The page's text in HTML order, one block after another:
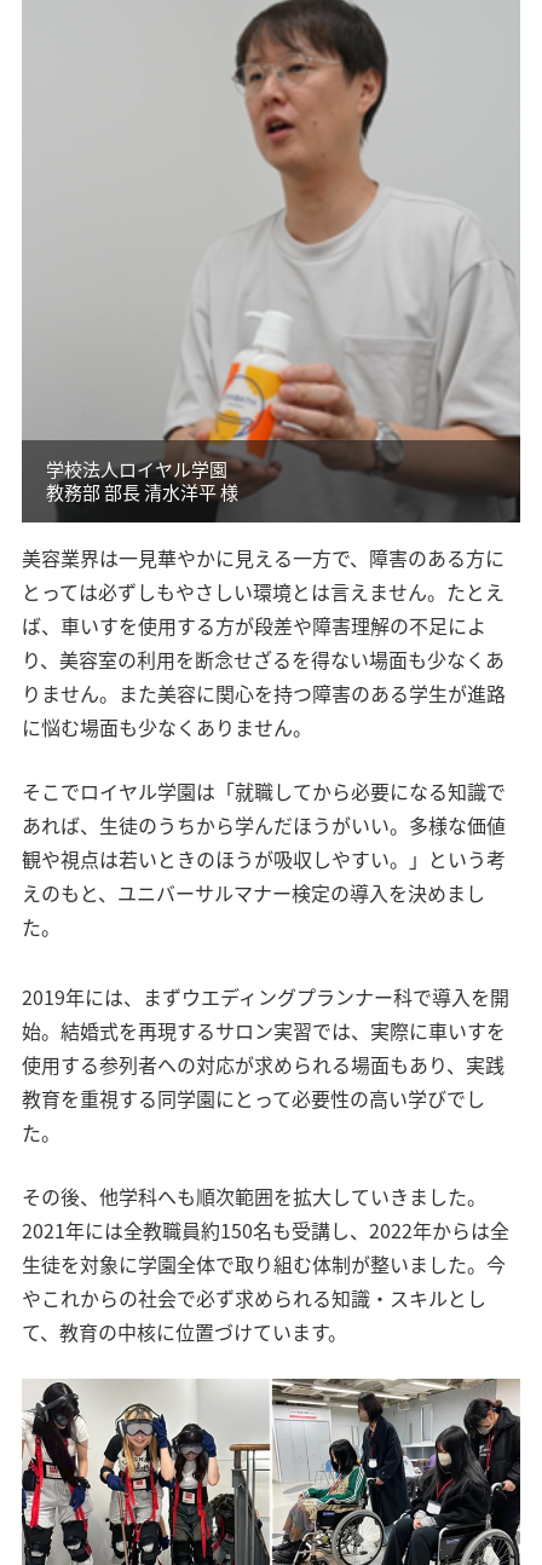
学校法人ロイヤル学園
教務部 部長 清水洋平 様
美容業界は一見華やかに見える一方で、障害のある方に
とっては必ずしもやさしい環境とは言えません。たとえ
ば、車いすを使用する方が段差や障害理解の不足によ
り、美容室の利用を断念せざるを得ない場面も少なくあ
りません。また美容に関心を持つ障害のある学生が進路
に悩む場面も少なくありません。
そこでロイヤル学園は「就職してから必要になる知識で
あれば、生徒のうちから学んだほうがいい。多様な価値
観や視点は若いときのほうが吸収しやすい。」という考
えのもと、ユニバーサルマナー検定の導入を決めまし
た。
2019年には、まずウエディングプランナー科で導入を開
始。結婚式を再現するサロン実習では、実際に車いすを
使用する参列者への対応が求められる場面もあり、実践
教育を重視する同学園にとって必要性の高い学びでし
た。
その後、他学科へも順次範囲を拡大していきました。
2021年には全教職員約150名も受講し、2022年からは全
生徒を対象に学園全体で取り組む体制が整いました。今
やこれからの社会で必ず求められる知識・スキルとし
て、教育の中核に位置づけています。